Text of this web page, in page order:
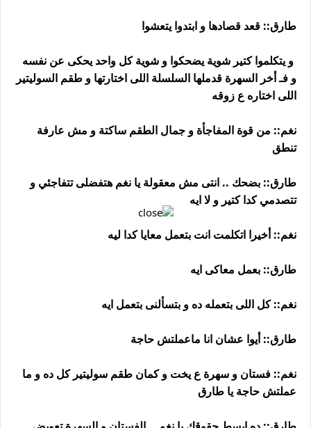
طارق:: قعد قصادها و ابتدوا يتعشوا
و يتكلموا كتير شوية يضحكوا و شوية كل واحد يحكى عن نفسه
و فـ أخر السهرة قدملها السلسلة اللى اختارتها و طقم السوليتير
اللى اختاره ع زوقه
نغم:: من قوة المفاجأة و جمال الطقم ساكتة و مش عارفة
تنطق
طارق:: بضحك .. انتى مش معقولة يا نغم هتفضلى تتفاجئي و
تتصدمي كدا كتير و لا ايه
نغم:: أخيرا اتكلمت انت بتعمل معايا كدا ليه
طارق:: بعمل معاكى ايه
نغم:: كل اللى بتعمله ده و بتسألنى بتعمل ايه
طارق:: أيوا عشان انا ماعملتش حاجة
نغم:: فستان و سهرة ع يخت و كمان طقم سوليتير كل ده و ما
عملتش حاجة يا طارق